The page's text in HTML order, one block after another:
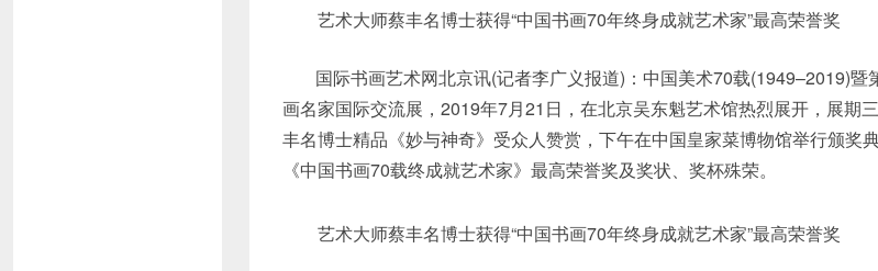
艺术大师蔡丰名博士获得“中国书画70年终身成就艺术家”最高荣誉奖
国际书画艺术网北京讯(记者李广义报道)：中国美术70载(1949–2019)暨
画名家国际交流展，2019年7月21日，在北京吴东魁艺术馆热烈展开，展期
丰名博士精品《妙与神奇》受众人赞赏，下午在中国皇家菜博物馆举行颁奖
《中国书画70载终成就艺术家》最高荣誉奖及奖状、奖杯殊荣。
艺术大师蔡丰名博士获得“中国书画70年终身成就艺术家”最高荣誉奖